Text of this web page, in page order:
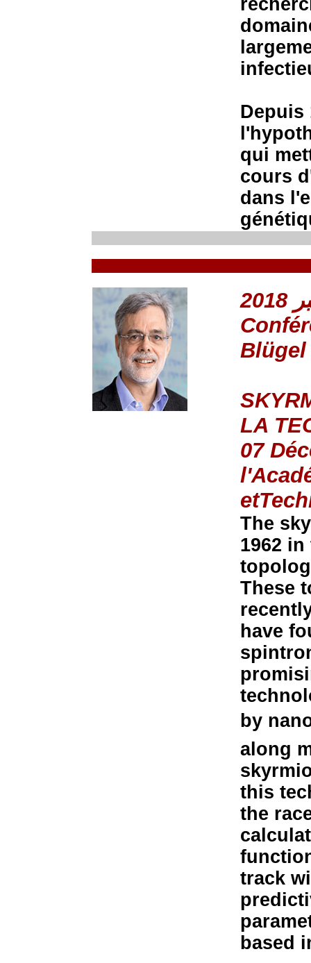
Depuis
qui
cours
dans
Blügel
LA
07
The
1962
These
have
by
along
this
the
track
based